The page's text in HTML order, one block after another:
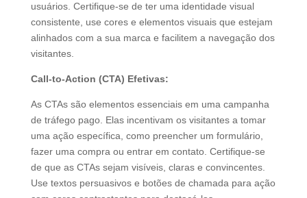
usuários. Certifique-se de ter uma identidade visual
consistente, use cores e elementos visuais que estejam
alinhados com a sua marca e facilitem a navegação dos
visitantes.
Call-to-Action (CTA) Efetivas:
As CTAs são elementos essenciais em uma campanha
de tráfego pago. Elas incentivam os visitantes a tomar
uma ação específica, como preencher um formulário,
fazer uma compra ou entrar em contato. Certifique-se
de que as CTAs sejam visíveis, claras e convincentes.
Use textos persuasivos e botões de chamada para ação